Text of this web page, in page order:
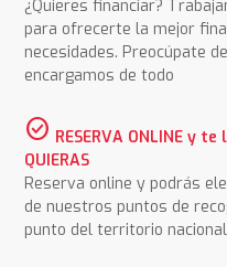
¿Quieres financiar?
para ofrecerte la mejor
necesidades. Preocúpate
encargamos de todo
check_circle RESERVA ONLINE y te
QUIERAS
Reserva online y podrás
de nuestros puntos de
punto del territorio